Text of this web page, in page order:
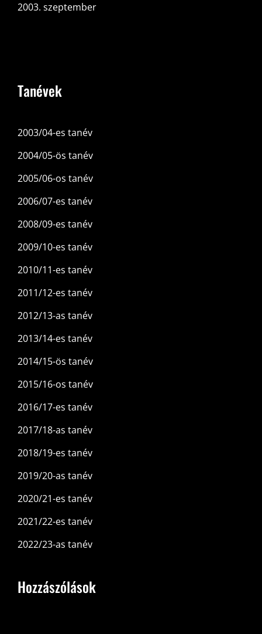
2003. szeptember
Tanévek
2003/04-es tanév
2004/05-ös tanév
2005/06-os tanév
2006/07-es tanév
2008/09-es tanév
2009/10-es tanév
2010/11-es tanév
2011/12-es tanév
2012/13-as tanév
2013/14-es tanév
2014/15-ös tanév
2015/16-os tanév
2016/17-es tanév
2017/18-as tanév
2018/19-es tanév
2019/20-as tanév
2020/21-es tanév
2021/22-es tanév
2022/23-as tanév
Hozzászólások